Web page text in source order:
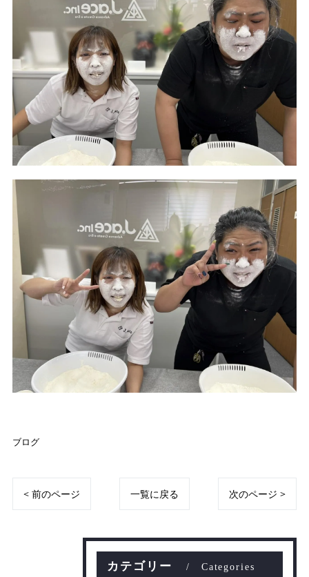
ブログ
< 前のページ 一覧に戻る 次のページ >
カテゴリー Categories